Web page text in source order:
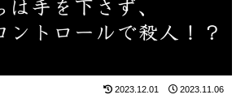
2023.12.01 2023.11.06